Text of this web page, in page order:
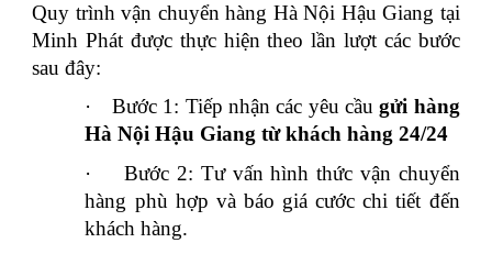
Quy trình vận chuyển hàng Hà Nội Hậu Giang tại
Minh Phát được thực hiện theo lần lượt các bước
sau đây:
·
Bước 1: Tiếp nhận các yêu cầugửi hàng
Hà Nội Hậu Giang từ khách hàng 24/24
·
Bước 2: Tư vấn hình thức vận chuyển
hàng phù hợp và báo giá cước chi tiết đến
khách hàng.